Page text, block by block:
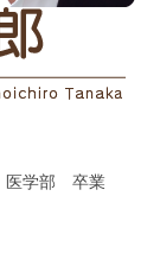
医学部 卒業